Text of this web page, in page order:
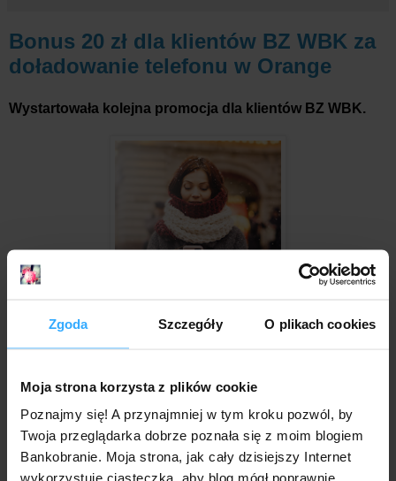
Zgoda Szczegóły O plikach cookies
Moja strona korzysta z plików cookie
Poznajmy się! A przynajmniej w tym kroku pozwól, by
Twoja przeglądarka dobrze poznała się z moim blogiem
Bankobranie. Moja strona, jak cały dzisiejszy Internet
wykorzystuje ciasteczka, aby blog mógł poprawnie
Bonus 20 zł dla klientów BZ WBK za
doładowanie telefonu w Orange
Wystartowała kolejna promocja dla klientów BZ WBK.
Tym razem premiowane jest doładowanie telefonu kwotą
min. 40 zł. Do pierwszych dwóch tysięcy osób trafi bonus
do wykorzystania na dowolny cel.
Mr. Złotówa o godz.:13:54 12 komentarzy: